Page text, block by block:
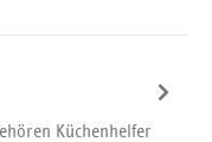
Küchenhelfer